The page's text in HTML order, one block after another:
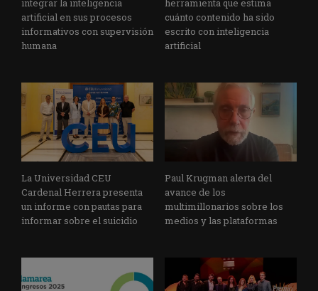
integrar la inteligencia
artificial en sus procesos
informativos con supervisión
humana
herramienta que estima
cuánto contenido ha sido
escrito con inteligencia
artificial
La Universidad CEU
Cardenal Herrera presenta
un informe con pautas para
informar sobre el suicidio
Paul Krugman alerta del
avance de los
multimillonarios sobre los
medios y las plataformas